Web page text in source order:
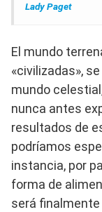
Lady Paget
El mundo
«civilizadas»,
mundo
nunca antes
resultados de
podríamos
instancia, por
forma de
será